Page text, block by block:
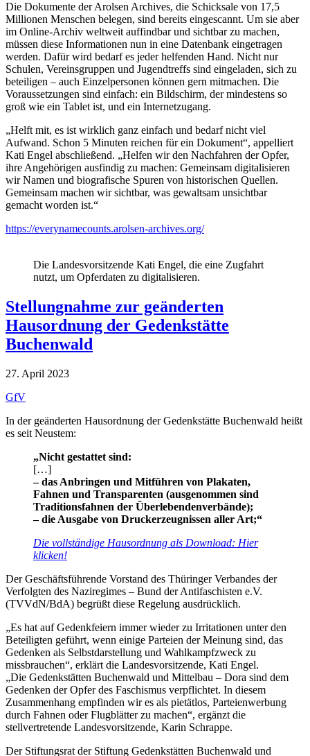
Die Dokumente der Arolsen Archives, die Schicksale von 17,5
Millionen Menschen belegen, sind bereits eingescannt. Um sie aber
im Online-Archiv weltweit auffindbar und sichtbar zu machen,
müssen diese Informationen nun in eine Datenbank eingetragen
werden. Dafür wird bedarf es jeder helfenden Hand. Nicht nur
Schulen, Vereinsgruppen und Jugendtreffs sind eingeladen, sich zu
beteiligen – auch Einzelpersonen können gern mitmachen. Die
Voraussetzungen sind einfach: ein Bildschirm, der mindestens so
groß wie ein Tablet ist, und ein Internetzugang.
„Helft mit, es ist wirklich ganz einfach und bedarf nicht viel
Aufwand. Schon 5 Minuten reichen für ein Dokument“, appelliert
Kati Engel abschließend. „Helfen wir den Nachfahren der Opfer,
ihre Angehörigen ausfindig zu machen: Gemeinsam digitalisieren
wir Namen und biografische Spuren von historischen Quellen.
Gemeinsam machen wir sichtbar, was gewaltsam unsichtbar
gemacht worden ist.“
https://everynamecounts.arolsen-archives.org/
Die Landesvorsitzende Kati Engel, die eine Zugfahrt
nutzt, um Opferdaten zu digitalisieren.
Stellungnahme zur geänderten
Hausordnung der Gedenkstätte
Buchenwald
27. April 2023
GfV
In der geänderten Hausordnung der Gedenkstätte Buchenwald heißt
es seit Neustem:
„Nicht gestattet sind:
[…]
– das Anbringen und Mitführen von Plakaten,
Fahnen und Transparenten (ausgenommen sind
Traditionsfahnen der Überlebendenverbände);
– die Ausgabe von Druckerzeugnissen aller Art;“
Die vollständige Hausordnung als Download: Hier
klicken!
Der Geschäftsführende Vorstand des Thüringer Verbandes der
Verfolgten des Naziregimes – Bund der Antifaschisten e.V.
(TVVdN/BdA) begrüßt diese Regelung ausdrücklich.
„Es hat auf Gedenkfeiern immer wieder zu Irritationen unter den
Beteiligten geführt, wenn einige Parteien der Meinung sind, das
Gedenken als Selbstdarstellung und Wahlkampfzweck zu
missbrauchen“, erklärt die Landesvorsitzende, Kati Engel.
„Die Gedenkstätten Buchenwald und Mittelbau – Dora sind dem
Gedenken der Opfer des Faschismus verpflichtet. In diesem
Zusammenhang empfinden wir es als pietätlos, Parteienwerbung
durch Fahnen oder Flugblätter zu machen“, ergänzt die
stellvertretende Landesvorsitzende, Karin Schrappe.
Der Stiftungsrat der Stiftung Gedenkstätten Buchenwald und